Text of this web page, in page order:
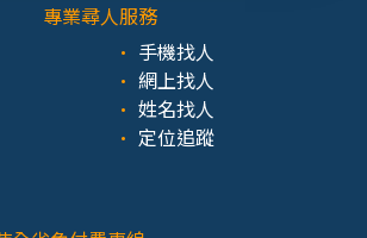
專業尋人服務
手機找人
網上找人
姓名找人
定位追蹤